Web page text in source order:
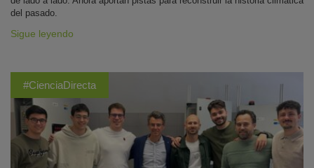
del pasado.
Sigue leyendo
#CienciaDirecta